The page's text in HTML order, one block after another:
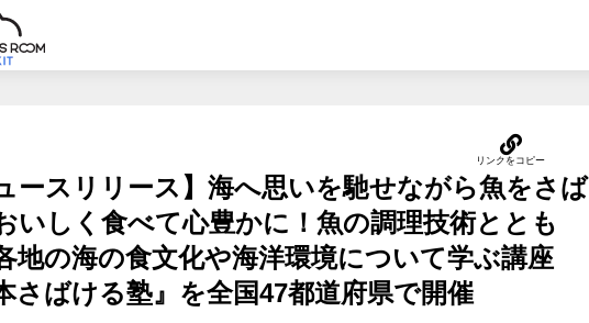
ースリリース】海へ思いを馳せながら魚をさば
いしく食べて心豊かに！魚の調理技術ととも
地の海の食文化や海洋環境について学ぶ講座
さばける塾』を全国47都道府県で開催